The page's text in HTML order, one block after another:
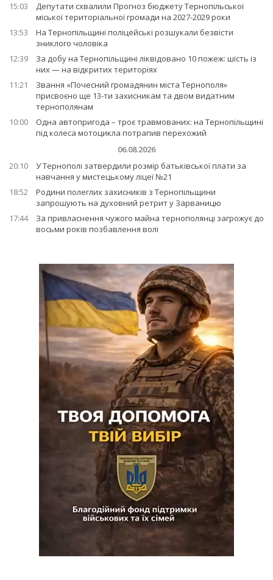
15:03
Депутати схвалили Прогноз бюджету Тернопільської
міської територіальної громади на 2027-2029 роки
13:53
На Тернопільщині поліцейські розшукали безвісти
зниклого чоловіка
12:39
За добу на Тернопільщині ліквідовано 10 пожеж: шість із
них — на відкритих територіях
11:21
Звання «Почесний громадянин міста Тернополя»
присвоєно ще 13-ти захисникам та двом видатним
тернополянам
10:00
Одна автопригода – троє травмованих: на Тернопільщині
під колеса мотоцикла потрапив перехожий
06.08.2026
20:10
У Тернополі затвердили розмір батьківської плати за
навчання у мистецькому ліцеї №21
18:52
Родини полеглих захисників з Тернопільщини
запрошують на духовний ретрит у Зарваницю
17:44
За привласнення чужого майна тернополянці загрожує до
восьми років позбавлення волі